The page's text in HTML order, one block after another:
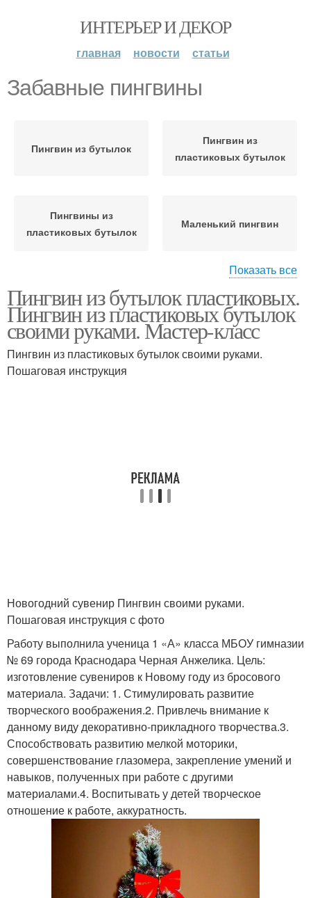
ИНТЕРЬЕР И ДЕКОР
главная новости статьи
Забавные пингвины
Пингвин из бутылок
Пингвин из
пластиковых бутылок
Пингвины из
пластиковых бутылок
Маленький пингвин
пластиковой бутылки
Показать все
Пингвин из бутылок пластиковых.
Пингвин из пластиковых бутылок
своими руками. Мастер-класс
Пингвин из пластиковых бутылок своими руками.
Пошаговая инструкция
Новогодний сувенир Пингвин своими руками.
Пошаговая инструкция с фото
Работу выполнила ученица 1 «А» класса МБОУ гимназии
№ 69 города Краснодара Черная Анжелика. Цель:
изготовление сувениров к Новому году из бросового
материала. Задачи: 1. Стимулировать развитие
творческого воображения.2. Привлечь внимание к
данному виду декоративно-прикладного творчества.3.
Способствовать развитию мелкой моторики,
совершенствование глазомера, закрепление умений и
навыков, полученных при работе с другими
материалами.4. Воспитывать у детей творческое
отношение к работе, аккуратность.